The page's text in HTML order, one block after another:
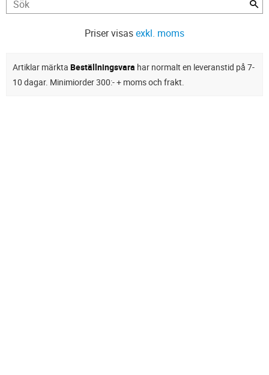
Priser visasexkl. moms
Artiklar märkta Beställningsvara har normalt en leveranstid på 7-
10 dagar. Minimiorder 300:- + moms och frakt.